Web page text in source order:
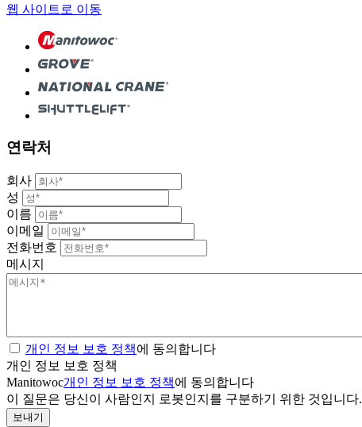
웹 사이트로 이동
연락처
회사
성
이름
이메일
전화번호
메시지
개인 정보 보호 정책에 동의합니다
개인 정보 보호 정책
Manitowoc개인 정보 보호 정책에 동의합니다
이 질문은 당신이 사람인지 로봇인지를 구분하기 위한 것입니다.